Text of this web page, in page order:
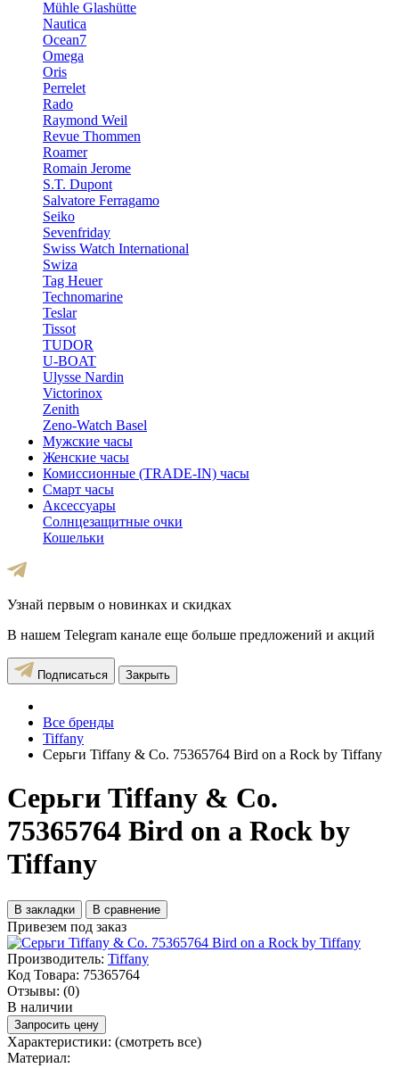
Mühle Glashütte
Nautica
Ocean7
Omega
Oris
Perrelet
Rado
Raymond Weil
Revue Thommen
Roamer
Romain Jerome
S.T. Dupont
Salvatore Ferragamo
Seiko
Sevenfriday
Swiss Watch International
Swiza
Tag Heuer
Technomarine
Teslar
Tissot
TUDOR
U-BOAT
Ulysse Nardin
Victorinox
Zenith
Zeno-Watch Basel
Мужские часы
Женские часы
Комиссионные (TRADE-IN) часы
Смарт часы
Аксессуары
Солнцезащитные очки
Кошельки
Узнай первым о новинках и скидках
В нашем Telegram канале еще больше предложений и акций
Подписаться Закрыть
Все бренды
Tiffany
Серьги Tiffany & Co. 75365764 Bird on a Rock by Tiffany
Серьги Tiffany & Co.
75365764 Bird on a Rock by
Tiffany
В закладки В сравнение
Привезем под заказ
Производитель: Tiffany
Код Товара: 75365764
Отзывы: (0)
В наличии
Запросить цену
Характеристики: (смотреть все)
Материал: